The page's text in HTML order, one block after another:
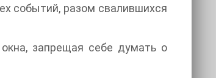
событий, разом свалившихся
запрещая себе думать о